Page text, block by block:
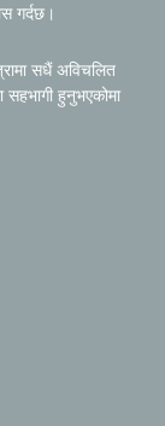
गर्दछ।
सधैं अविचलित
सहभागी हुनुभएकोमा